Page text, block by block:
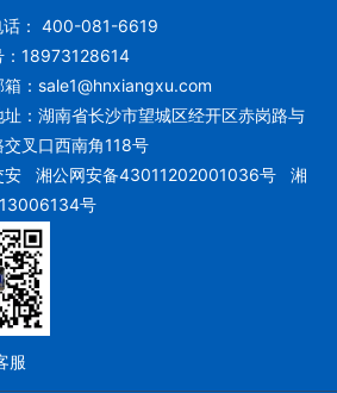
： 400-081-6619
：18973128614
： sale1@hnxiangxu.com
址：湖南省长沙市望城区经开区赤岗路与
交叉口西南角118号
安湘公网安备43011202001036号
湘
号
服